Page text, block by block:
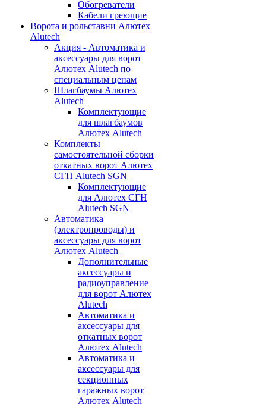
Обогреватели
Кабели греющие
Ворота и рольставни Алютех
Alutech
Акция - Автоматика и
аксессуары для ворот
Алютех Alutech по
специальным ценам
Шлагбаумы Алютех
Alutech
Комплектующие
для шлагбаумов
Алютех Alutech
Комплекты
самостоятельной сборки
откатных ворот Алютех
СГН Alutech SGN
Комплектующие
для Алютех СГН
Alutech SGN
Автоматика
(электропроводы) и
аксессуары для ворот
Алютех Alutech
Дополнительные
аксессуары и
радиоуправление
для ворот Алютех
Alutech
Автоматика и
аксессуары для
откатных ворот
Алютех Alutech
Автоматика и
аксессуары для
секционных
гаражных ворот
Алютех Alutech